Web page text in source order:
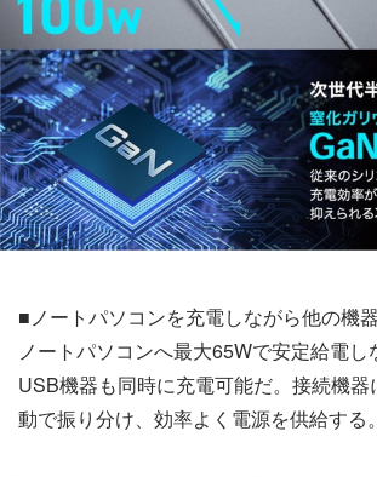
■ノートパソコンを充電しながら他の機
ノートパソコンへ最大65Wで安定給電し
USB機器も同時に充電可能だ。接続機器
動で振り分け、効率よく電源を供給する。